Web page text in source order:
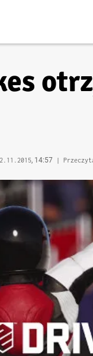
, 14:57 |